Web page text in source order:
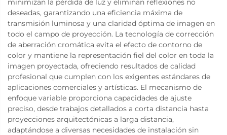
deseadas, garantizando una eficiencia máxima de
transmisión luminosa y una claridad óptima de imagen en
todo el campo de proyección. La tecnología de corrección
de aberración cromática evita el efecto de contorno de
color y mantiene la representación fiel del color en toda la
imagen proyectada, ofreciendo resultados de calidad
profesional que cumplen con los exigentes estándares de
aplicaciones comerciales y artísticas. El mecanismo de
enfoque variable proporciona capacidades de ajuste
preciso, desde trabajos detallados a corta distancia hasta
proyecciones arquitectónicas a larga distancia,
adaptándose a diversas necesidades de instalación sin